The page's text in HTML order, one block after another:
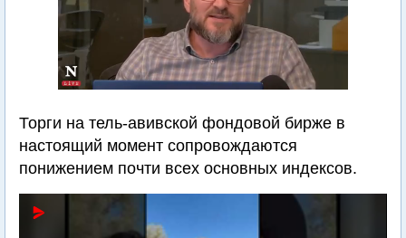
Торги на тель-авивской фондовой бирже в
настоящий момент сопровождаются
понижением почти всех основных индексов.